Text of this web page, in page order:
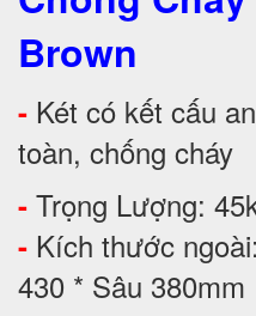
Brown
- Két có kết cấu
toàn, chống cháy
- Trọng Lượng:
- Kích thước
430 * Sâu 380mm